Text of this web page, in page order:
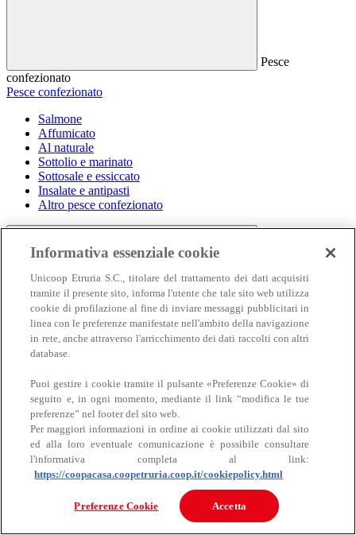
Pesce
confezionato
Pesce confezionato
Salmone
Affumicato
Al naturale
Sottolio e marinato
Sottosale e essiccato
Insalate e antipasti
Altro pesce confezionato
Carne
Carne
Informativa essenziale cookie
Unicoop Etruria S.C., titolare del trattamento dei dati acquisiti
tramite il presente sito, informa l'utente che tale sito web utilizza
cookie di profilazione al fine di inviare messaggi pubblicitari in
linea con le preferenze manifestate nell'ambito della navigazione
in rete, anche attraverso l'arricchimento dei dati raccolti con altri
database.
Puoi gestire i cookie tramite il pulsante «Preferenze Cookie» di
seguito e, in ogni momento, mediante il link “modifica le tue
preferenze” nel footer del sito web.
Per maggiori informazioni in ordine ai cookie utilizzati dal sito
ed alla loro eventuale comunicazione è possibile consultare
l'informativa completa al link:
https://coopacasa.coopetruria.coop.it/cookiepolicy.html
Preferenze Cookie Accetta